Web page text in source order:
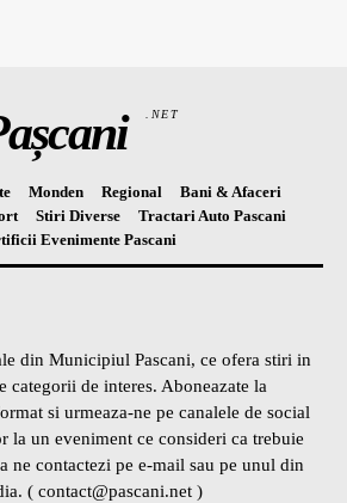
.NET
Monden Regional
Bani & Afaceri
Stiri Diverse
Tractari Auto Pascani
Evenimente Pascani
din Municipiul Pascani, ce ofera stiri in
categorii de interes. Aboneazate la
si urmeaza-ne pe canalele de social
la un eveniment ce consideri ca trebuie
ne contactezi pe e-mail sau pe unul din
( contact@pascani.net )